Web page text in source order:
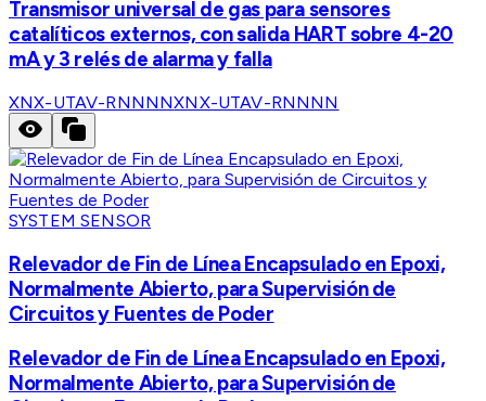
Transmisor universal de gas para sensores
catalíticos externos, con salida HART sobre 4-20
mA y 3 relés de alarma y falla
XNX-UTAV-RNNNNXNX-UTAV-RNNNN
SYSTEM SENSOR
Relevador de Fin de Línea Encapsulado en Epoxi,
Normalmente Abierto, para Supervisión de
Circuitos y Fuentes de Poder
Relevador de Fin de Línea Encapsulado en Epoxi,
Normalmente Abierto, para Supervisión de